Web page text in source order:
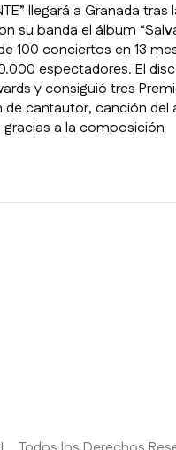
llegará a Granada tras
su banda el álbum
100 conciertos en 13
espectadores. El
y consiguió tres
cantautor, canción del
a la composición